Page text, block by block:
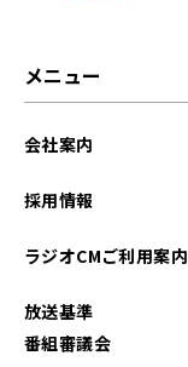
メニュー
会社案内
採用情報
ラジオCMご利用案内
放送基準
番組審議会